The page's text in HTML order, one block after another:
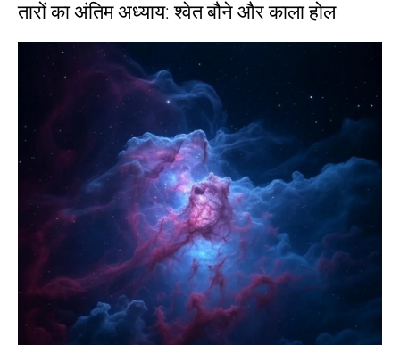
तारों का अंतिम अध्याय: श्वेत बौने और काला होल